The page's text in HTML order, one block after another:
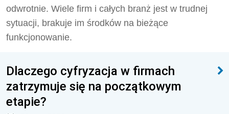
odwrotnie. Wiele firm i całych branż jest w trudnej
sytuacji, brakuje im środków na bieżące
funkcjonowanie.
Dlaczego cyfryzacja w firmach
zatrzymuje się na początkowym
etapie?